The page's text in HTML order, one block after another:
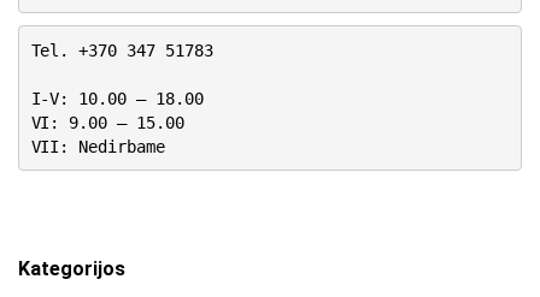
Tel. +370 347 51783
I-V: 10.00 – 18.00
VI: 9.00 – 15.00
VII: Nedirbame
Kategorijos